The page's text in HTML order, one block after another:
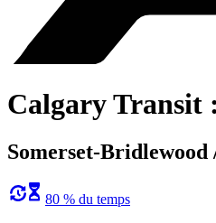
Calgary Transit
Somerset-Bridlewood
80 % du temps